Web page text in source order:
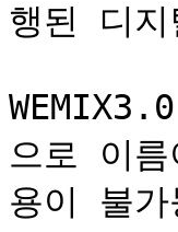
행된 디
으로 이
용이 불가